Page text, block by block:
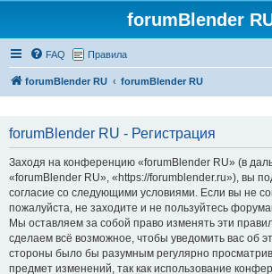
forumBlender
FAQ Правила
forumBlender RU forumBlender RU
forumBlender RU - Регистрация
Заходя на конференцию «forumBlender RU» (в
«forumBlender RU», «https://forumblender.ru»), вы
согласие со следующими условиями. Если вы не
пожалуйста, не заходите и не пользуйтесь
Мы оставляем за собой право изменять эти
сделаем всё возможное, чтобы уведомить вас об
стороны было бы разумным регулярно
предмет изменений, так как использование